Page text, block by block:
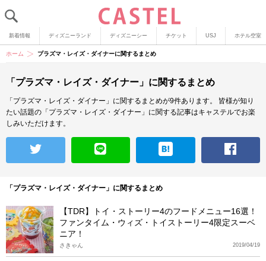
新着情報 ディズニーランド ディズニーシー チケット USJ ホテル空室
ホーム プラズマ・レイズ・ダイナーに関するまとめ
「プラズマ・レイズ・ダイナー」に関するまとめ
「プラズマ・レイズ・ダイナー」に関するまとめが9件あります。
皆様が知り
たい話題の「プラズマ・レイズ・ダイナー」に関する記事はキャステルでお楽
しみいただけます。
「プラズマ・レイズ・ダイナー」に関するまとめ
【TDR】トイ・ストーリー4のフードメニュー16選！
ファンタイム・ウィズ・トイストーリー4限定スーベ
ニア！
2019/04/19
さきゃん